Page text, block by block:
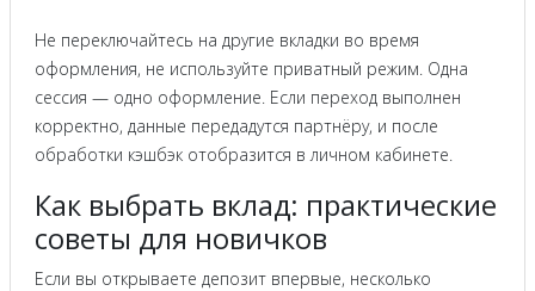
Не переключайтесь на другие вкладки во время
оформления, не используйте приватный режим. Одна
сессия — одно оформление. Если переход выполнен
корректно, данные передадутся партнёру, и после
обработки кэшбэк отобразится в личном кабинете.
Как выбрать вклад: практические
советы для новичков
Если вы открываете депозит впервые, несколько